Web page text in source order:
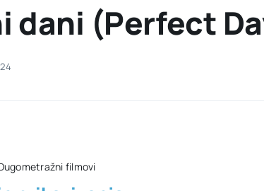
dani (Perfect
filmovi